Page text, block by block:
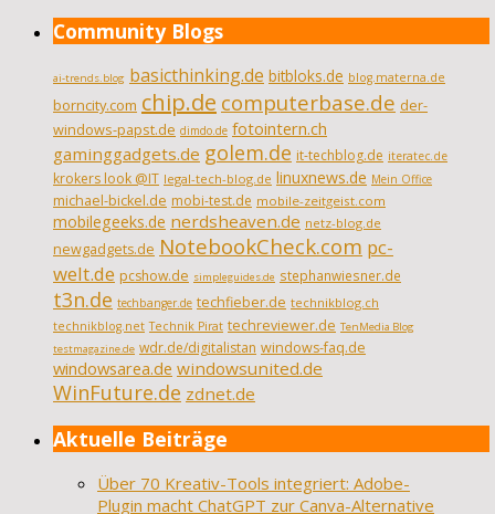
Community Blogs
ai-trends.blog basicthinking.de bitbloks.de blog.materna.de
borncity.com chip.de computerbase.de der-
windows-papst.de dimdo.de fotointern.ch
gaminggadgets.de golem.de it-techblog.de iteratec.de
krokers look @IT legal-tech-blog.de linuxnews.de Mein Office
michael-bickel.de mobi-test.de mobile-zeitgeist.com
mobilegeeks.de nerdsheaven.de netz-blog.de
newgadgets.de NotebookCheck.com pc-
welt.de pcshow.de simpleguides.de stephanwiesner.de
t3n.de techbanger.de techfieber.de technikblog.ch
technikblog.net Technik Pirat techreviewer.de TenMedia Blog
testmagazine.de wdr.de/digitalistan windows-faq.de
windowsarea.de windowsunited.de
WinFuture.de zdnet.de
Aktuelle Beiträge
Über 70 Kreativ-Tools integriert: Adobe-
Plugin macht ChatGPT zur Canva-Alternative